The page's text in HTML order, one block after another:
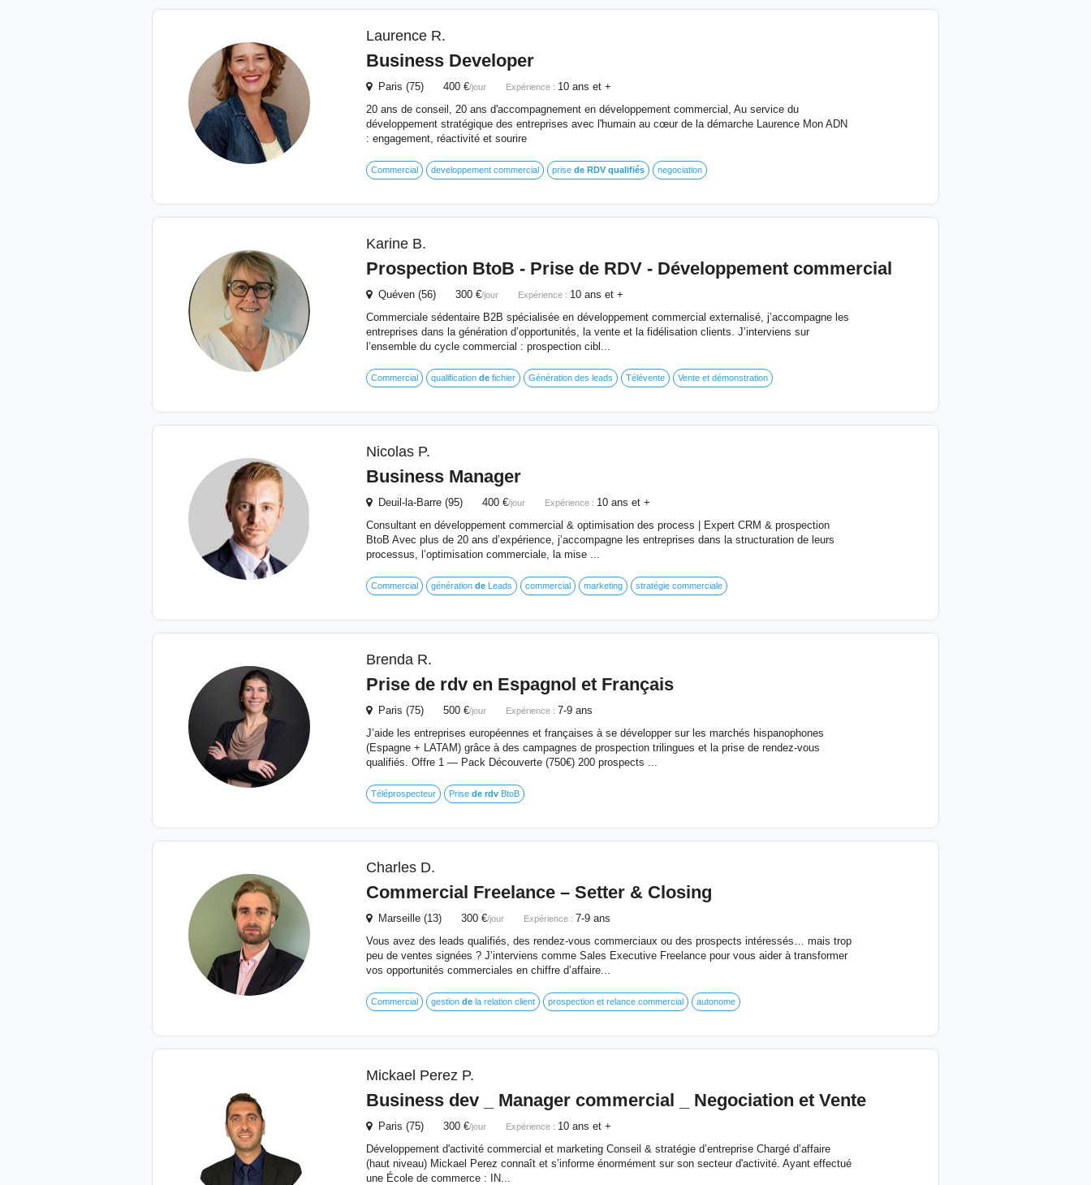
Laurence R.
Business Developer
Paris (75) 400 €/jour Expérience : 10 ans et +
20 ans de conseil, 20 ans d'accompagnement en développement commercial, Au service du
développement stratégique des entreprises avec l'humain au cœur de la démarche Laurence Mon ADN
: engagement, réactivité et sourire
Commercial developpement commercial prise de RDV qualifiés negociation
Karine B.
Prospection BtoB - Prise de RDV- Développement commercial
Quéven (56) 300 €/jour Expérience : 10 ans et +
Commerciale sédentaire B2B spécialisée en développement commercial externalisé, j’accompagne les
entreprises dans la génération d’opportunités, la vente et la fidélisation clients. J’interviens sur
l’ensemble du cycle commercial : prospection cibl...
Commercial qualification defichier Génération des leads Télévente Vente et démonstration
Nicolas P.
Business Manager
Deuil-la-Barre (95) 400 €/jour Expérience : 10 ans et +
Consultant en développement commercial & optimisation des process | Expert CRM & prospection
BtoB Avec plus de 20 ans d’expérience, j’accompagne les entreprises dans la structuration de leurs
processus, l’optimisation commerciale, la mise ...
Commercial génération deLeads commercial marketing stratégie commerciale
Brenda R.
Prise de rdven Espagnol et Français
Paris (75) 500 €/jour Expérience : 7-9 ans
J’aide les entreprises européennes et françaises à se développer sur les marchés hispanophones
(Espagne + LATAM) grâce à des campagnes de prospection trilingues et la prise de rendez-vous
qualifiés. Offre 1 — Pack Découverte (750€) 200 prospects ...
Téléprospecteur Prise de rdvBtoB
Charles D.
Commercial Freelance – Setter & Closing
Marseille (13) 300 €/jour Expérience : 7-9 ans
Vous avez des leads qualifiés, des rendez-vous commerciaux ou des prospects intéressés… mais trop
peu de ventes signées ? J’interviens comme Sales Executive Freelance pour vous aider à transformer
vos opportunités commerciales en chiffre d’affaire...
Commercial gestion dela relation client prospection et relance commercial autonome
Mickael Perez P.
Business dev _ Manager commercial _ Negociation et Vente
Paris (75) 300 €/jour Expérience : 10 ans et +
Développement d'activité commercial et marketing Conseil & stratégie d’entreprise Chargé d’affaire
(haut niveau) Mickael Perez connaît et s’informe énormément sur son secteur d'activité. Ayant effectué
une École de commerce : IN...